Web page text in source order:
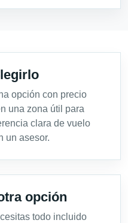
opción con precio
una zona útil para
clara de vuelo
un asesor.
opción
todo incluido